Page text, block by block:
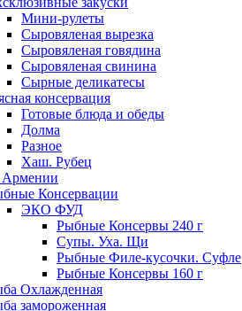
Мини-рулеты
Сыровяленая вырезка
Сыровяленая говядина
Сыровяленая свинина
Сырные деликатесы
консервация
Готовые блюда и обеды
Долма
Разное
Хаш. Рубец
Армении
Консервации
ЭКО ФУД
Рыбные Консервы 240 г
Супы. Уха. Щи
Рыбные Филе-кусочки. Суфле
Рыбные Консервы 160 г
Охлажденная
замороженная